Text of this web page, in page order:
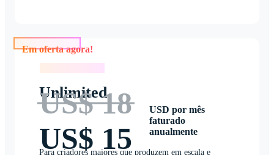
Unlimited
US$ 18
US$ 15
USD por mês
faturado
anualmente
Para criadores maiores que produzem em escala e